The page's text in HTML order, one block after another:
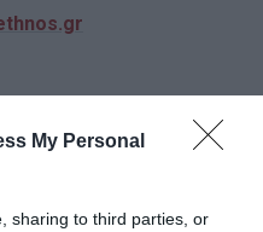
My Personal
sharing to third parties, or